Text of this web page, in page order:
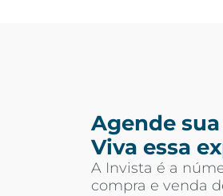
Agende
Viva essa
A Invista é a
compra e venda